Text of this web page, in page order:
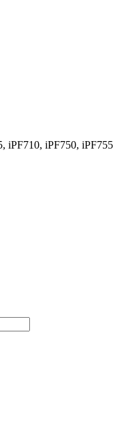
iPF710, iPF750, iPF755